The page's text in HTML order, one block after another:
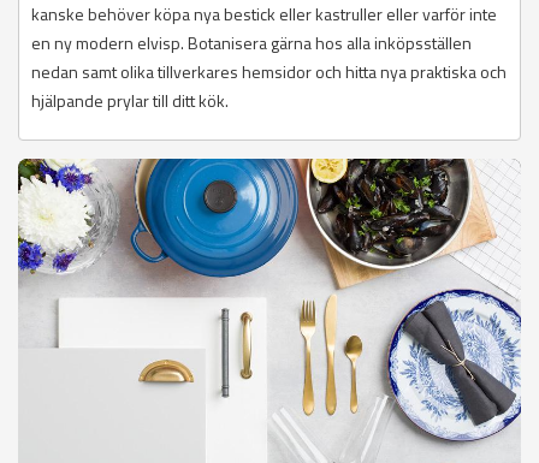
kanske behöver köpa nya bestick eller kastruller eller varför inte
en ny modern elvisp. Botanisera gärna hos alla inköpsställen
nedan samt olika tillverkares hemsidor och hitta nya praktiska och
hjälpande prylar till ditt kök.